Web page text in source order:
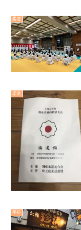
柔道
柔道
平松